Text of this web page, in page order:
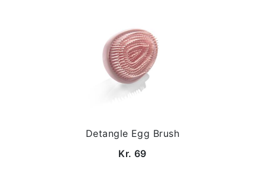
Detangle Egg Brush
Kr. 69